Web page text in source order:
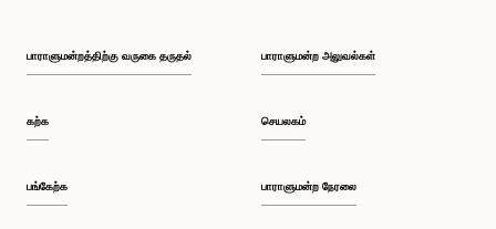
பாராளுமன்றத்திற்கு வருகை தருதல்
கற்க
பங்கேற்க
பாராளுமன்ற அலுவல்கள்
செயலகம்
பாராளுமன்ற நேரலை